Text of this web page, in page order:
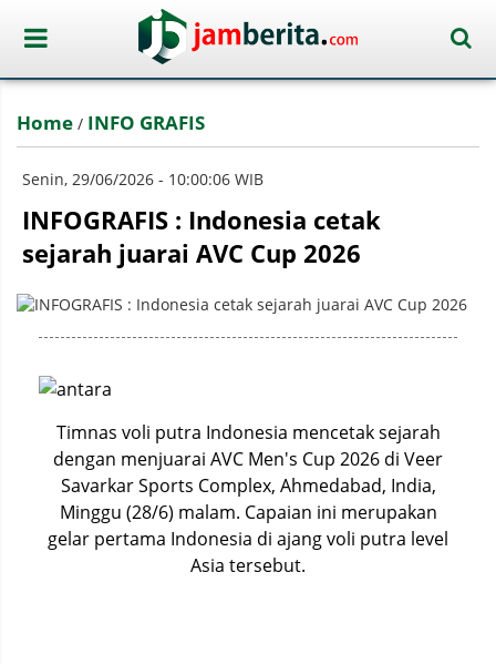
Home / INFO GRAFIS
Senin, 29/06/2026 - 10:00:06 WIB
INFOGRAFIS : Indonesia cetak
sejarah juarai AVC Cup 2026
Timnas voli putra Indonesia mencetak sejarah
dengan menjuarai AVC Men's Cup 2026 di Veer
Savarkar Sports Complex, Ahmedabad, India,
Minggu (28/6) malam. Capaian ini merupakan
gelar pertama Indonesia di ajang voli putra level
Asia tersebut.